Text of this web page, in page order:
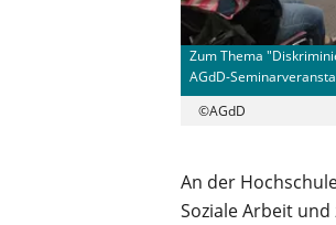
Zum Thema
AGdD-
©AGdD
An der
Soziale Arbeit